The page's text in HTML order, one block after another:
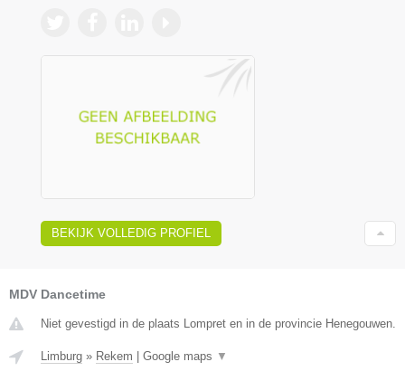
BEKIJK VOLLEDIG PROFIEL
MDV Dancetime
Niet gevestigd in de plaats Lompret en in de provincie Henegouwen.
Limburg » Rekem | Google maps ▼